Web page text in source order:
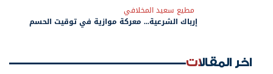
مطيع سعيد المخلافي
إرباك الشرعية... معركة موازية في توقيت الحسم
اخر المقالات